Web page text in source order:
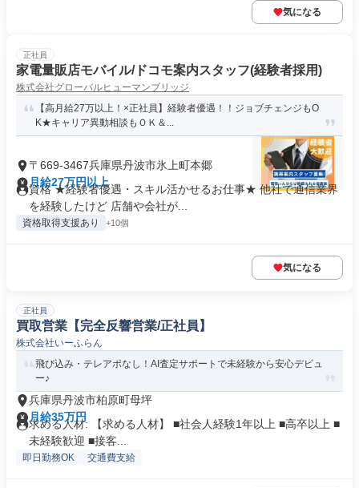
気になる
正社員
家電量販店モバイル/ドコモ案内スタッフ(経験者採用)
株式会社グローバルヒューマンブリッジ
【高月給27万以上！×正社員】経験者優遇！！ジョブチェンジもO
K★キャリア異動相談もＯＫ＆...
〒669-3467兵庫県丹波市氷上町本郷
月給27万円以上
資格 ★経験者優遇・スキル活かせるお仕事★ 他社で通信業界
を経験したけど 店舗や会社が...
資格取得支援あり +10個
気になる
正社員
買取営業【完全反響営業/正社員】
株式会社いーふらん
飛び込み・テレアポなし！AI査定サポートで未経験から安心デビュ
ー♪
兵庫県丹波市柏原町母坪
月給35万円
求める人材: 【求める人材】 ■社会人経験1年以上 ■高卒以上 ■
未経験歓迎 ■接客...
即日勤務OK 交通費支給